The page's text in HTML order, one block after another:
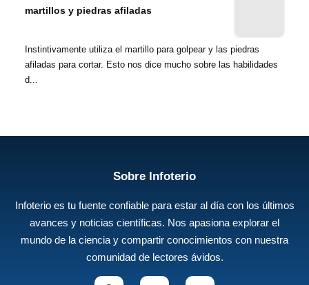
martillos y piedras afiladas
Instintivamente utiliza el martillo para golpear y las piedras
afiladas para cortar. Esto nos dice mucho sobre las habilidades
d...
Sobre Infoterio
Infoterio es tu fuente confiable para estar al día con los últimos
avances y noticias científicas. Nos apasiona explorar el
mundo de la ciencia y compartir conocimientos con nuestra
comunidad de lectores ávidos.